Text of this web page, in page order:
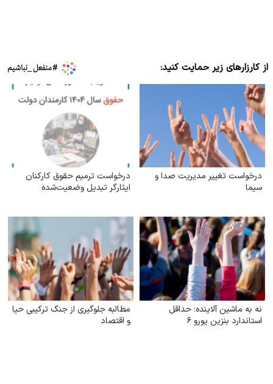
از کارزارهای زیر حمایت کنید:
درخواست تغییر مدیریت صدا و
سیما
درخواست ترمیم حقوق کارکنان
ایثارگر تبدیل وضعیت‌شده
نه به ماشین آلاینده؛ حداقل
استاندارد بنزین یورو ۶
مطالبه جلوگیری از جنگ ترکیبی حیا
و اقتصاد